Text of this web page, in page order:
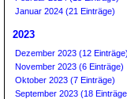
Januar 2024 (21 Einträge)
2023
Dezember 2023 (12 Einträge)
November 2023 (6 Einträge)
Oktober 2023 (7 Einträge)
September 2023 (18